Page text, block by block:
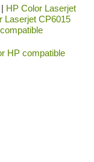
| HP Color Laserjet
Laserjet CP6015
HP compatible